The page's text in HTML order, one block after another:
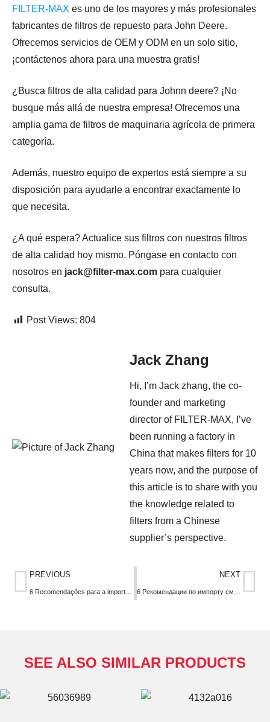
FILTER-MAX es uno de los mayores y más profesionales
fabricantes de filtros de repuesto para John Deere.
Ofrecemos servicios de OEM y ODM en un solo sitio,
¡contáctenos ahora para una muestra gratis!
¿Busca filtros de alta calidad para Johnn deere? ¡No
busque más allá de nuestra empresa! Ofrecemos una
amplia gama de filtros de maquinaria agrícola de primera
categoría.
Además, nuestro equipo de expertos está siempre a su
disposición para ayudarle a encontrar exactamente lo
que necesita.
¿A qué espera? Actualice sus filtros con nuestros filtros
de alta calidad hoy mismo. Póngase en contacto con
nosotros en jack@filter-max.com para cualquier
consulta.
Post Views: 804
Jack Zhang
Hi, I’m Jack zhang, the co-
founder and marketing
director of FILTER-MAX, I’ve
been running a factory in
China that makes filters for 10
years now, and the purpose of
this article is to share with you
the knowledge related to
filters from a Chinese
supplier’s perspective.
PREVIOUS NEXT
SEE ALSO SIMILAR PRODUCTS